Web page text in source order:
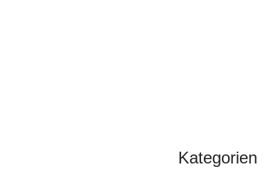
Kategorien